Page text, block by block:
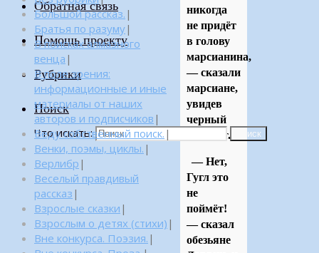
Обратная связь
Помощь проекту
Рубрики
Поиск
Что искать: Поиск
никогда
не придёт
в голову
марсианина,
— сказали
марсиане,
увидев
черный
квадрат.
— Нет,
Гугл это
не
поймёт!
— сказал
обезьяне
Большой рассказ. |
Братья по разуму|
В поисках алмазного
венца |
В поле зрения:
информационные и иные
материалы от наших
авторов и подписчиков |
Веду собственный поиск. |
Венки, поэмы, циклы. |
Верлибр |
Веселый правдивый
рассказ |
Взрослые сказки |
Взрослым о детях (стихи) |
Вне конкурса. Поэзия. |